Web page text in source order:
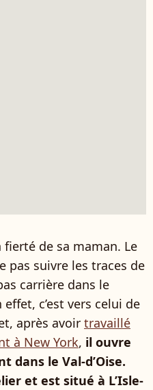
de sa maman. Le
pas suivre les traces de
carrière dans le
c’est vers celui de
après avoir travaillé
à New York, il ouvre
dans le Val-d’Oise.
et est situé à L’Isle-